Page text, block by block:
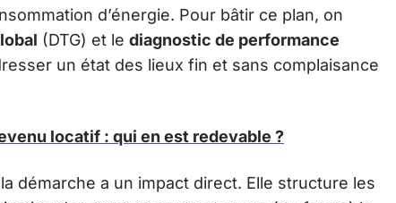
d’énergie. Pour bâtir ce plan, on
(DTG) et le diagnostic de performance
un état des lieux fin et sans complaisance
locatif : qui en est redevable ?
démarche a un impact direct. Elle structure les